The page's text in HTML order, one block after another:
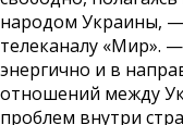
народом Украины,
телеканалу «Мир».
энергично и в
отношений между
проблем внутри